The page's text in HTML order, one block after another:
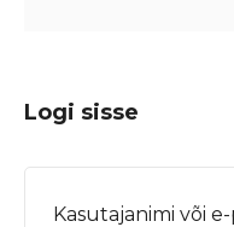
Logi sisse
Kasutajanimi või